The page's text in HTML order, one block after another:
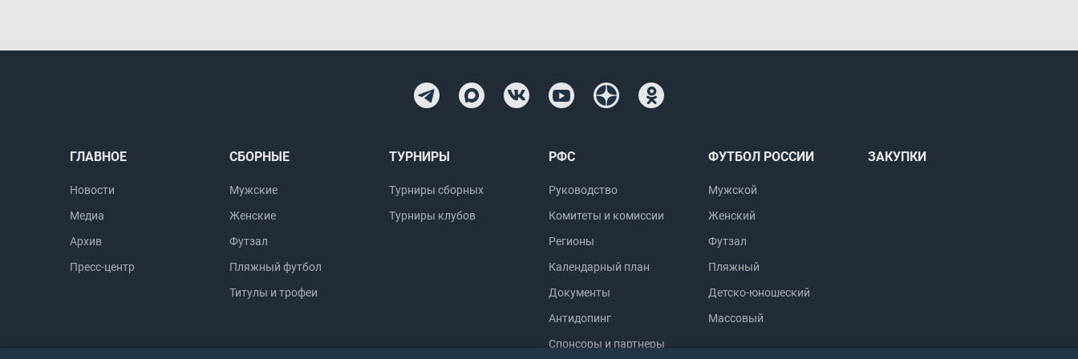
ГЛАВНОЕ
Новости
Медиа
Архив
Пресс-центр
СБОРНЫЕ
Мужские
Женские
Футзал
Пляжный футбол
Титулы и трофеи
ТУРНИРЫ
Турниры сборных
Турниры клубов
РФС
Руководство
Комитеты и комиссии
Регионы
Календарный план
Документы
Антидопинг
Спонсоры и партнеры
ФУТБОЛ РОССИИ
Мужской
Женский
Футзал
Пляжный
Детско-юношеский
Массовый
ЗАКУПКИ